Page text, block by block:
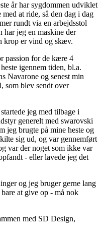
år har sygdommen udviklet
at ride, så den dag i dag
rundt via en arbejdsstol
har jeg en maskine der
krop er vind og skæv.
passion for de kære 4
igennem tiden, bl.a.
Navarone og senest min
som blev sendt over
jeg med tilbage i
generelt med swarovski
jeg brugte på mine heste og
sig ud, og var gennemført
var der noget som ikke var
- eller lavede jeg det
og jeg bruger gerne lang
at give op - må nok
med SD Design,